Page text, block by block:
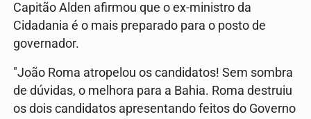
Capitão Alden afirmou que o ex-ministro da
Cidadania é o mais preparado para o posto de
governador.
"João Roma atropelou os candidatos! Sem sombra
de dúvidas, o melhora para a Bahia. Roma destruiu
os dois candidatos apresentando feitos do Governo